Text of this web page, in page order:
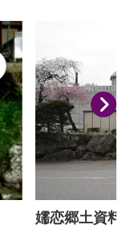
嬬恋郷土資料